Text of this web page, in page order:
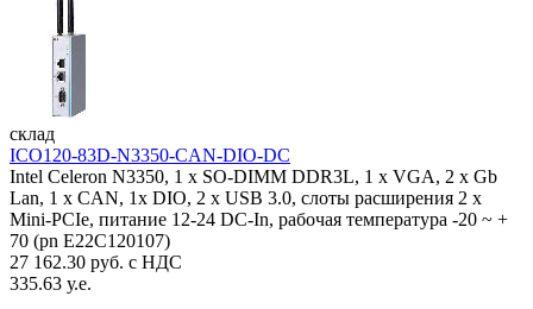
склад
ICO120-83D-N3350-CAN-DIO-DC
Intel Celeron N3350, 1 х SO-DIMM DDR3L, 1 х VGA, 2 x Gb
Lan, 1 х CAN, 1x DIO, 2 х USB 3.0, слоты расширения 2 x
Mini-PCIe, питание 12-24 DC-In, рабочая температура -20 ~ +
70 (pn E22C120107)
27 162.30 руб. с НДС
335.63 у.е.